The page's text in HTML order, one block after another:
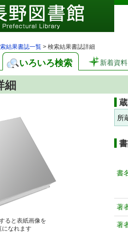
結果書誌一覧 > 検索結果書誌詳細
いろいろ検索 新着資料
細
ると表紙画像を
になれます
所
書
著
著